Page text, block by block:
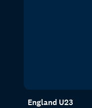
England U23